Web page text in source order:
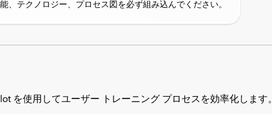
テクノロジー、プロセス図を必ず組み込んでください。
を使用してユーザー トレーニング プロセスを効率化します。